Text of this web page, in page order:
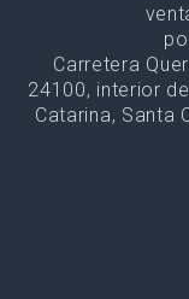
Carretera
24100, interior
Catarina, Santa